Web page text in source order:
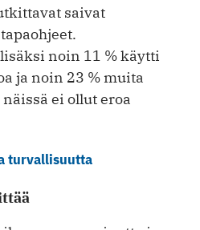
saivat
noin 11 % käytti
ja noin 23 % muita
ei ollut eroa
turvallisuutta